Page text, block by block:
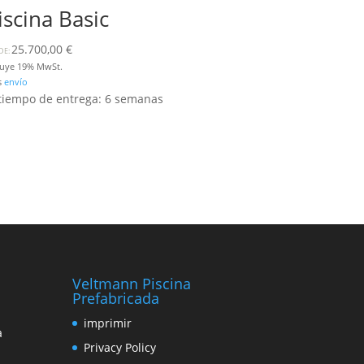
Basic
25.700,00€
19% MwSt.
envío
de entrega: 6 semanas
Veltmann Piscina
Prefabricada
imprimir
Privacy Policy